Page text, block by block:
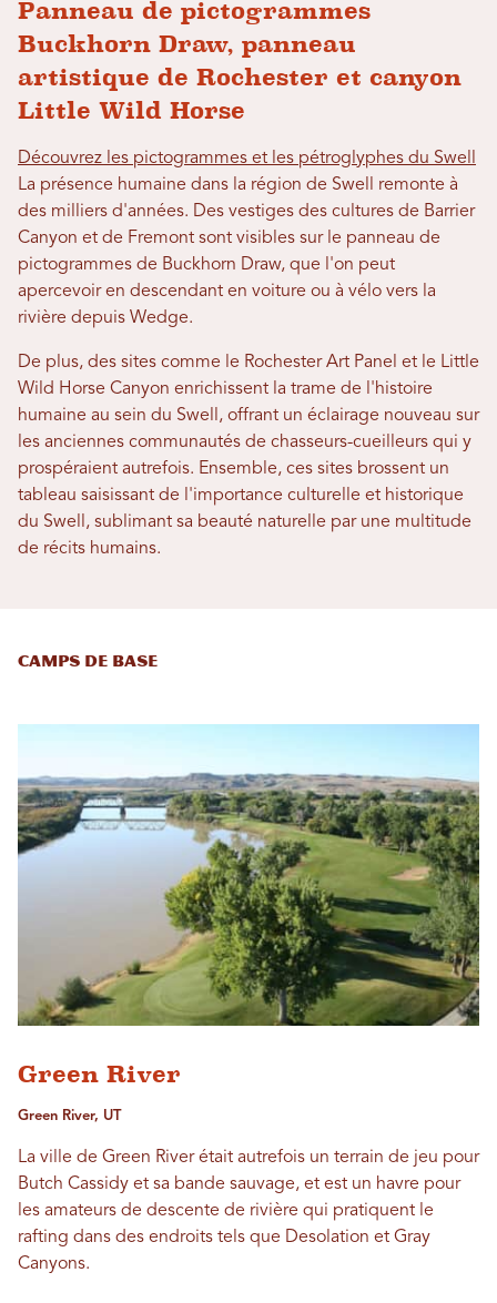
Panneau de pictogrammes
Buckhorn Draw, panneau
artistique de Rochester et canyon
Little Wild Horse
Découvrez les pictogrammes et les pétroglyphes du Swell
La présence humaine dans la région de Swell remonte à
des milliers d'années. Des vestiges des cultures de Barrier
Canyon et de Fremont sont visibles sur le panneau de
pictogrammes de Buckhorn Draw, que l'on peut
apercevoir en descendant en voiture ou à vélo vers la
rivière depuis Wedge.
De plus, des sites comme le Rochester Art Panel et le Little
Wild Horse Canyon enrichissent la trame de l'histoire
humaine au sein du Swell, offrant un éclairage nouveau sur
les anciennes communautés de chasseurs-cueilleurs qui y
prospéraient autrefois. Ensemble, ces sites brossent un
tableau saisissant de l'importance culturelle et historique
du Swell, sublimant sa beauté naturelle par une multitude
de récits humains.
Camps de base
Green River
Green River, UT
La ville de Green River était autrefois un terrain de jeu pour
Butch Cassidy et sa bande sauvage, et est un havre pour
les amateurs de descente de rivière qui pratiquent le
rafting dans des endroits tels que Desolation et Gray
Canyons.